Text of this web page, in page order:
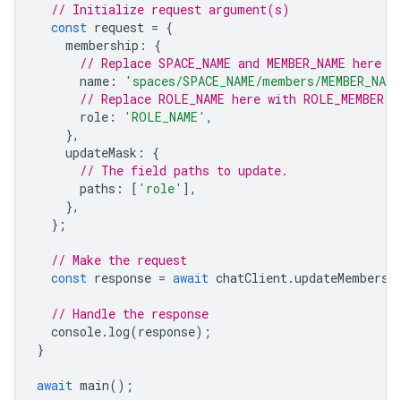
// Initialize request argument(s)
const request = {
membership :
{
// Replace SPACE_NAME and MEMBER_NAME here
name :
'spaces/SPACE_NAME/members/
// Replace ROLE_NAME here with ROLE_MEMBER or
role : 'ROLE_NAME' ,
},
updateMask :
{
// The field paths to update.
paths : [ 'role' ],
},
};
// Make the request
const response = await chatClient.
// Handle the response
console. log(response);
}
await main();